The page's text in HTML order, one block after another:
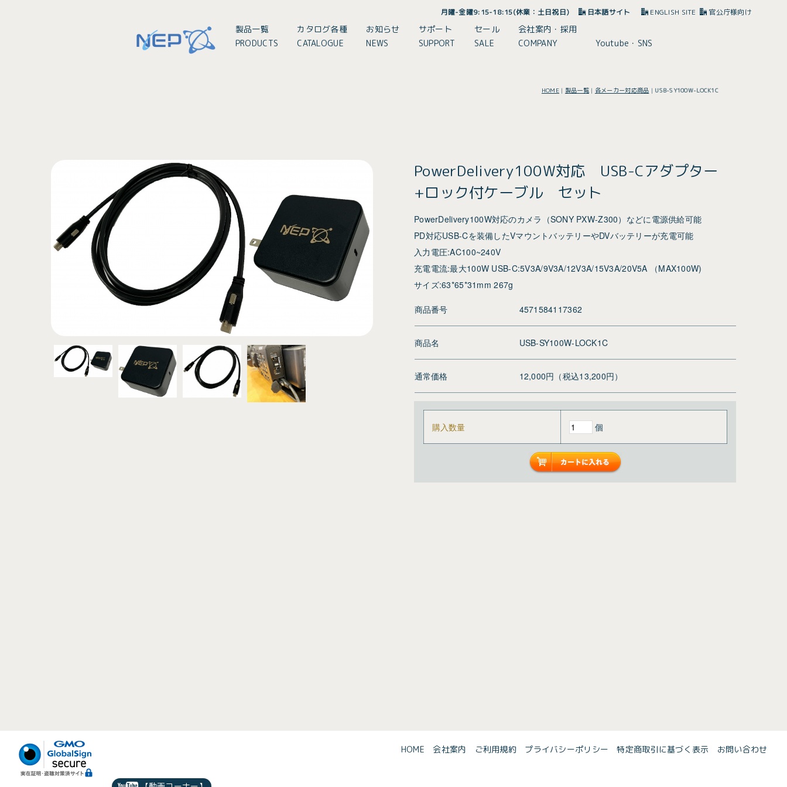
月曜-金曜9:15-18:15(休業：土日祝日) 日本語サイト ENGLISH SITE 官公庁様向け
製品一覧
PRODUCTS
カタログ各種
CATALOGUE
お知らせ
NEWS
サポート
SUPPORT
セール
SALE
会社案内・採用
COMPANY
Youtube・SNS
HOME | 製品一覧 | 各メーカー対応商品 | USB-SY100W-LOCK1C
PowerDelivery100W対応 USB-Cアダプター
+ロック付ケーブル セット
PowerDelivery100W対応のカメラ（SONY PXW-Z300）などに電源供給可能
PD対応USB-Cを装備したVマウントバッテリーやDVバッテリーが充電可能
入力電圧:AC100~240V
充電電流:最大100W USB-C:5V3A/9V3A/12V3A/15V3A/20V5A （MAX100W)
サイズ:63*65*31mm 267g
商品番号 4571584117362
商品名 USB-SY100W-LOCK1C
通常価格 12,000円（税込13,200円）
購入数量 個
HOME 会社案内 ご利用規約 プライバシーポリシー 特定商取引に基づく表示 お問い合わせ